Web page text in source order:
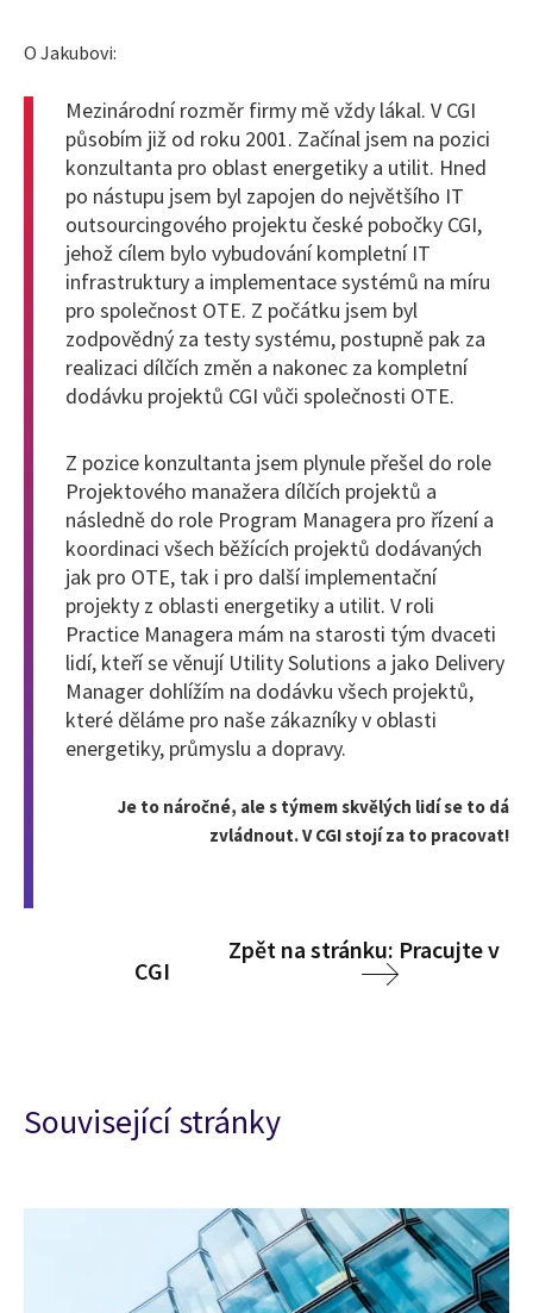
O Jakubovi:
Mezinárodní rozměr firmy mě vždy lákal. V CGI
působím již od roku 2001. Začínal jsem na pozici
konzultanta pro oblast energetiky a utilit. Hned
po nástupu jsem byl zapojen do největšího IT
outsourcingového projektu české pobočky CGI,
jehož cílem bylo vybudování kompletní IT
infrastruktury a implementace systémů na míru
pro společnost OTE. Z počátku jsem byl
zodpovědný za testy systému, postupně pak za
realizaci dílčích změn a nakonec za kompletní
dodávku projektů CGI vůči společnosti OTE.
Z pozice konzultanta jsem plynule přešel do role
Projektového manažera dílčích projektů a
následně do role Program Managera pro řízení a
koordinaci všech běžících projektů dodávaných
jak pro OTE, tak i pro další implementační
projekty z oblasti energetiky a utilit. V roli
Practice Managera mám na starosti tým dvaceti
lidí, kteří se věnují Utility Solutions a jako Delivery
Manager dohlížím na dodávku všech projektů,
které děláme pro naše zákazníky v oblasti
energetiky, průmyslu a dopravy.
Je to náročné, ale s týmem skvělých lidí se to dá
zvládnout. V CGI stojí za to pracovat!
Zpět na stránku: Pracujte v
CGI
Související stránky